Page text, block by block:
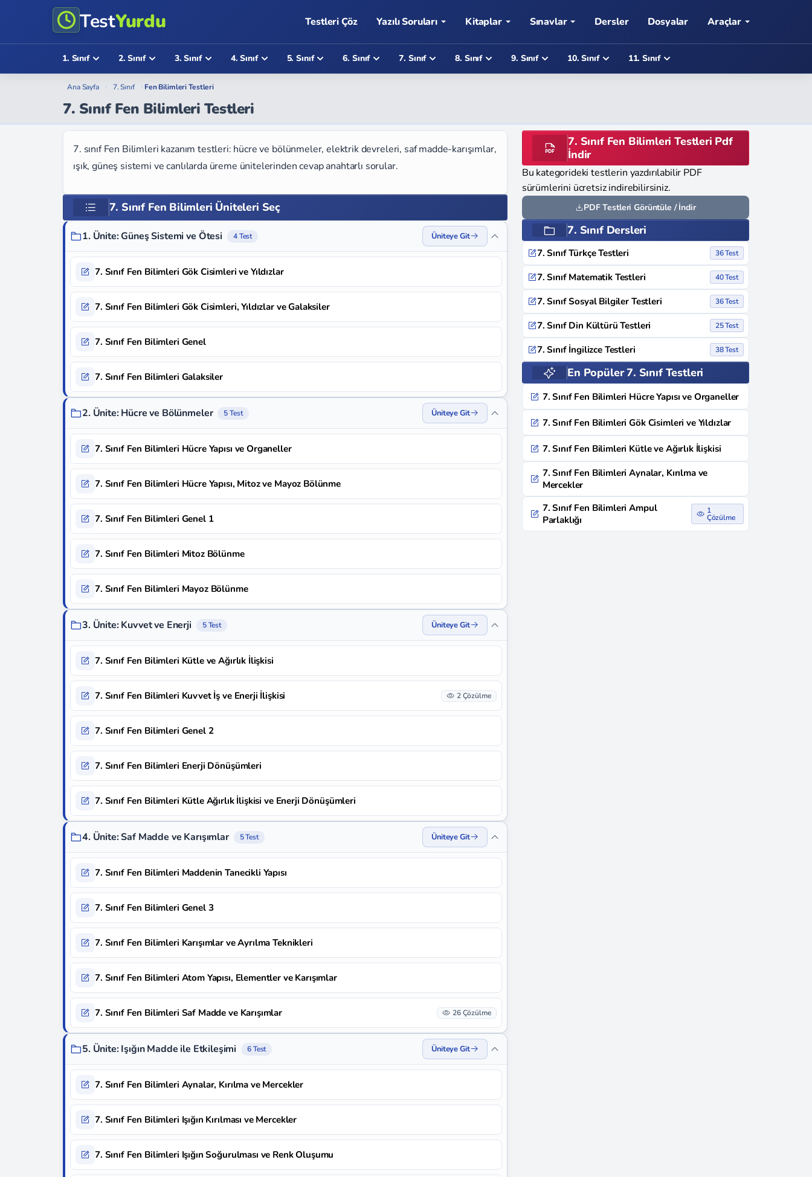
TestYurdu Testleri Çöz Yazılı Soruları Kitaplar Sınavlar Dersler Dosyalar Araçlar
1. Sınıf 2. Sınıf 3. Sınıf 4. Sınıf 5. Sınıf 6. Sınıf 7. Sınıf 8. Sınıf 9. Sınıf 10. Sınıf 11. Sınıf
Ana Sayfa › 7. Sınıf › Fen Bilimleri Testleri
7. Sınıf Fen Bilimleri Testleri
7. sınıf Fen Bilimleri kazanım testleri: hücre ve bölünmeler, elektrik devreleri, saf madde-karışımlar,
ışık, güneş sistemi ve canlılarda üreme ünitelerinden cevap anahtarlı sorular.
7. Sınıf Fen Bilimleri Üniteleri Seç
1. Ünite: Güneş Sistemi ve Ötesi 4 Test Üniteye Git
7. Sınıf Fen Bilimleri Gök Cisimleri ve Yıldızlar
7. Sınıf Fen Bilimleri Gök Cisimleri, Yıldızlar ve Galaksiler
7. Sınıf Fen Bilimleri Genel
7. Sınıf Fen Bilimleri Galaksiler
2. Ünite: Hücre ve Bölünmeler 5 Test Üniteye Git
7. Sınıf Fen Bilimleri Hücre Yapısı ve Organeller
7. Sınıf Fen Bilimleri Hücre Yapısı, Mitoz ve Mayoz Bölünme
7. Sınıf Fen Bilimleri Genel 1
7. Sınıf Fen Bilimleri Mitoz Bölünme
7. Sınıf Fen Bilimleri Mayoz Bölünme
3. Ünite: Kuvvet ve Enerji 5 Test Üniteye Git
7. Sınıf Fen Bilimleri Kütle ve Ağırlık İlişkisi
7. Sınıf Fen Bilimleri Kuvvet İş ve Enerji İlişkisi 2 Çözülme
7. Sınıf Fen Bilimleri Genel 2
7. Sınıf Fen Bilimleri Enerji Dönüşümleri
7. Sınıf Fen Bilimleri Kütle Ağırlık İlişkisi ve Enerji Dönüşümleri
4. Ünite: Saf Madde ve Karışımlar 5 Test Üniteye Git
7. Sınıf Fen Bilimleri Maddenin Tanecikli Yapısı
7. Sınıf Fen Bilimleri Genel 3
7. Sınıf Fen Bilimleri Karışımlar ve Ayrılma Teknikleri
7. Sınıf Fen Bilimleri Atom Yapısı, Elementler ve Karışımlar
7. Sınıf Fen Bilimleri Saf Madde ve Karışımlar 26 Çözülme
5. Ünite: Işığın Madde ile Etkileşimi 6 Test Üniteye Git
7. Sınıf Fen Bilimleri Aynalar, Kırılma ve Mercekler
7. Sınıf Fen Bilimleri Işığın Kırılması ve Mercekler
7. Sınıf Fen Bilimleri Işığın Soğurulması ve Renk Oluşumu
7. Sınıf Fen Bilimleri Testleri Pdf
İndir
Bu kategorideki testlerin yazdırılabilir PDF
sürümlerini ücretsiz indirebilirsiniz.
PDF Testleri Görüntüle / İndir
7. Sınıf Dersleri
7. Sınıf Türkçe Testleri 36 Test
7. Sınıf Matematik Testleri 40 Test
7. Sınıf Sosyal Bilgiler Testleri 36 Test
7. Sınıf Din Kültürü Testleri 25 Test
7. Sınıf İngilizce Testleri 38 Test
En Popüler 7. Sınıf Testleri
7. Sınıf Fen Bilimleri Hücre Yapısı ve Organeller
7. Sınıf Fen Bilimleri Gök Cisimleri ve Yıldızlar
7. Sınıf Fen Bilimleri Kütle ve Ağırlık İlişkisi
7. Sınıf Fen Bilimleri Aynalar, Kırılma ve
Mercekler
7. Sınıf Fen Bilimleri Ampul
Parlaklığı
1
Çözülme